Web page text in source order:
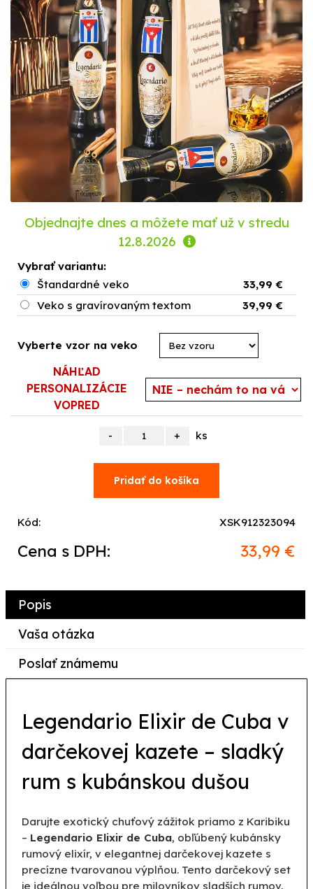
Objednajte dnes a môžete mať už v stredu
12.8.2026
Vybrať variantu:
Štandardné veko
33,99 €
Veko s gravírovaným textom
39,99 €
Vyberte vzor na veko
NÁHĽAD
PERSONALIZÁCIE
VOPRED
ks
Kód: XSK912323094
Cena s DPH: 33,99 €
Popis
Vaša otázka
Poslať známemu
Legendario Elixir de Cuba v
darčekovej kazete – sladký
rum s kubánskou dušou
Darujte exotický chuťový zážitok priamo z Karibiku
– Legendario Elixir de Cuba, obľúbený kubánsky
rumový elixír, v elegantnej darčekovej kazete s
precízne tvarovanou výplňou. Tento darčekový set
je ideálnou voľbou pre milovníkov sladších rumov,